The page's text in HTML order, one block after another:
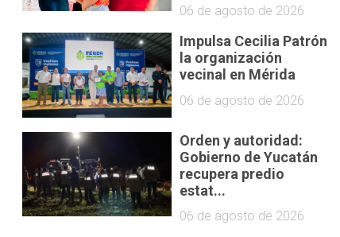
06 de agosto de 2026
Impulsa Cecilia Patrón
la organización
vecinal en Mérida
06 de agosto de 2026
Orden y autoridad:
Gobierno de Yucatán
recupera predio
estat...
06 de agosto de 2026